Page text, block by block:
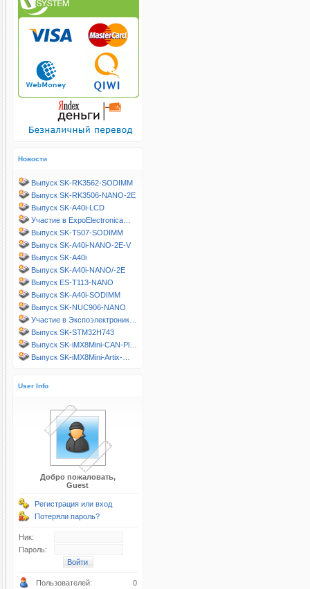
Новости
Выпуск SK-RK3562-SODIMM
Выпуск SK-RK3506-NANO-2E
Выпуск SK-A40i-LCD
Участие в ExpoElectronica…
Выпуск SK-T507-SODIMM
Выпуск SK-A40i-NANO-2E-V
Выпуск SK-A40i
Выпуск SK-A40i-NANO/-2E
Выпуск ES-T113-NANO
Выпуск SK-A40i-SODIMM
Выпуск SK-NUC906-NANO
Участие в Экспоэлектроник…
Выпуск SK-STM32H743
Выпуск SK-iMX8Mini-CAN-Pl…
Выпуск SK-iMX8Mini-Artix-…
User Info
Добро пожаловать,
Guest
Регистрация или вход
Потеряли пароль?
Ник:
Пароль:
Пользователей: 0